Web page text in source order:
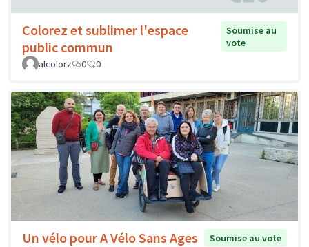
Colorez et sublimer l'espace
public commun
Soumise au
vote
alcolorz
0 0
Un vélo pour A Vélo Sans Ages
Soumise au vote